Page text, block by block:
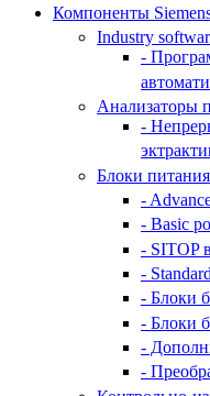
Компоненты
Industry
-
Анализаторы
-
Блоки
-
- Basic
- SITOP
-
- Блоки
- Блоки
-
-